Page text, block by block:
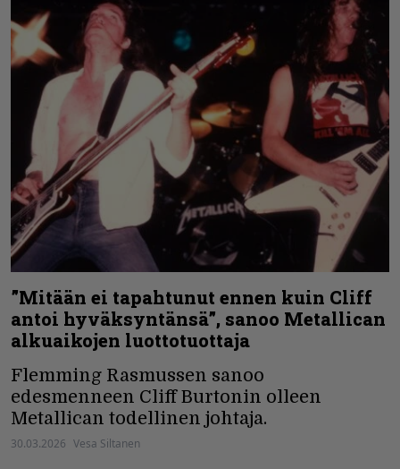
”Mitään ei tapahtunut ennen kuin Cliff
antoi hyväksyntänsä”, sanoo Metallican
alkuaikojen luottotuottaja
Flemming Rasmussen sanoo
edesmenneen Cliff Burtonin olleen
Metallican todellinen johtaja.
30.03.2026 Vesa Siltanen